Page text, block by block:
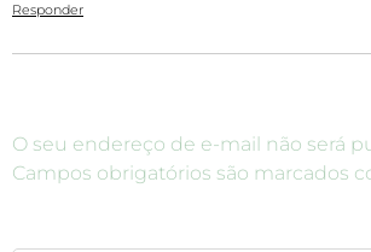
Responder
O seu endereço de e-mail não será
Campos obrigatórios são marcados